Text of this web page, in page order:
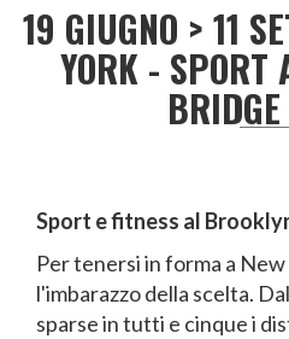
19 GIUGNO > 11
YORK - SPORT
Sport e fitness al
Per tenersi in forma a
l'imbarazzo della scelta.
sparse in tutti e cinque i